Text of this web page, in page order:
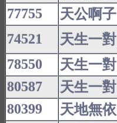
77755 天公啊子
74521 天生一對
78550 天生一對
80587 天生一對
80399 天地無依